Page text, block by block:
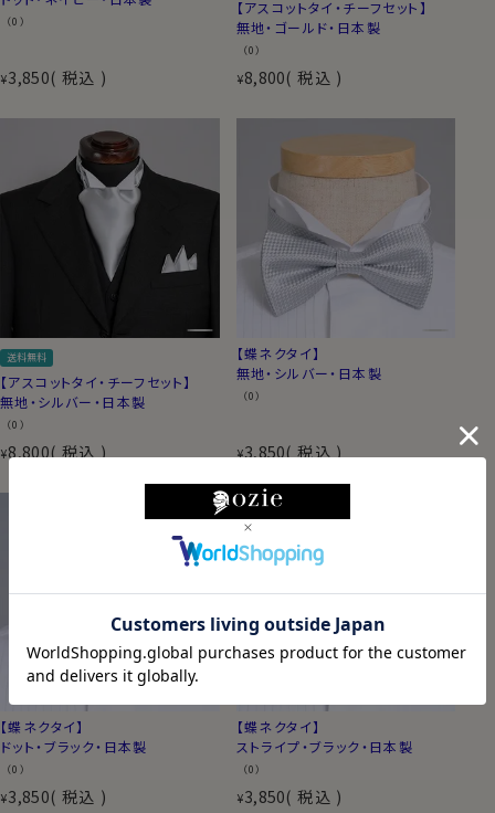
（0）
¥3,850 税込
【アスコットタイ・チーフセット】
無地・ゴールド・日本製
（0）
¥8,800 税込
送料無料
【アスコットタイ・チーフセット】
無地・シルバー・日本製
（0）
¥8,800 税込
【蝶ネクタイ】
無地・シルバー・日本製
（0）
¥3,850 税込
【蝶ネクタイ】
ドット・ブラック・日本製
（0）
¥3,850 税込
【蝶ネクタイ】
ストライプ・ブラック・日本製
（0）
¥3,850 税込